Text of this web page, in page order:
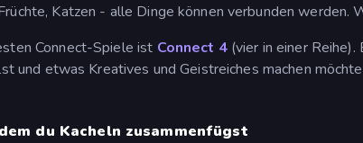
Katzen - alle Dinge können verbunden werden.
Connect-Spiele ist Connect 4 (vier in einer
und etwas Kreatives und Geistreiches machen
du Kacheln zusammenfügst